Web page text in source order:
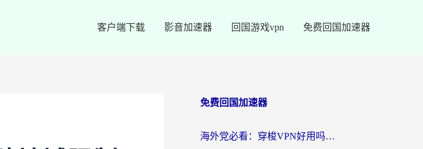
客户端下载 影音加速器 回国游戏vpn 免费回国加速器
免费回国加速器
海外党必看：穿梭VPN好用吗？和云帆VPN对比哪个回国效果更好？附真实测评+避坑指南